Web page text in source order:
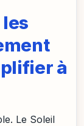
à
Le Soleil